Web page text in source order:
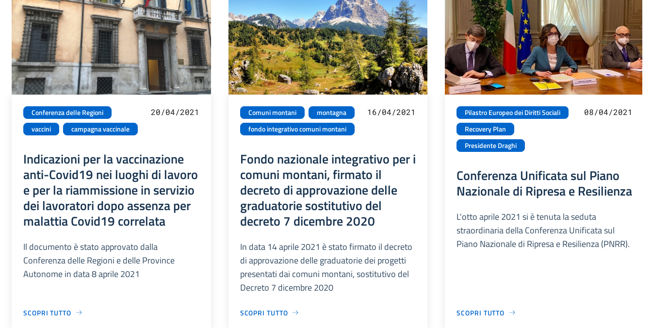
Conferenza delle Regioni
vaccini
campagna vaccinale
20/04/2021
Indicazioni per la vaccinazione
anti-Covid19 nei luoghi di lavoro
e per la riammissione in servizio
dei lavoratori dopo assenza per
malattia Covid19 correlata
Il documento è stato approvato dalla
Conferenza delle Regioni e delle Province
Autonome in data 8 aprile 2021
SCOPRI TUTTO
Comuni montani
montagna
fondo integrativo comuni montani
16/04/2021
Fondo nazionale integrativo per i
comuni montani, firmato il
decreto di approvazione delle
graduatorie sostitutivo del
decreto 7 dicembre 2020
In data 14 aprile 2021 è stato firmato il decreto
di approvazione delle graduatorie dei progetti
presentati dai comuni montani, sostitutivo del
Decreto 7 dicembre 2020
SCOPRI TUTTO
Pilastro Europeo dei Diritti Sociali
Recovery Plan
Presidente Draghi
08/04/2021
Conferenza Unificata sul Piano
Nazionale di Ripresa e Resilienza
L'otto aprile 2021 si è tenuta la seduta
straordinaria della Conferenza Unificata sul
Piano Nazionale di Ripresa e Resilienza (PNRR).
SCOPRI TUTTO